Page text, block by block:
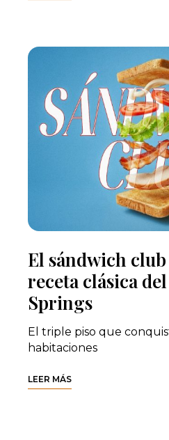
El sándwich
receta clásica
Springs
El triple piso que
habitaciones
LEER MÁS